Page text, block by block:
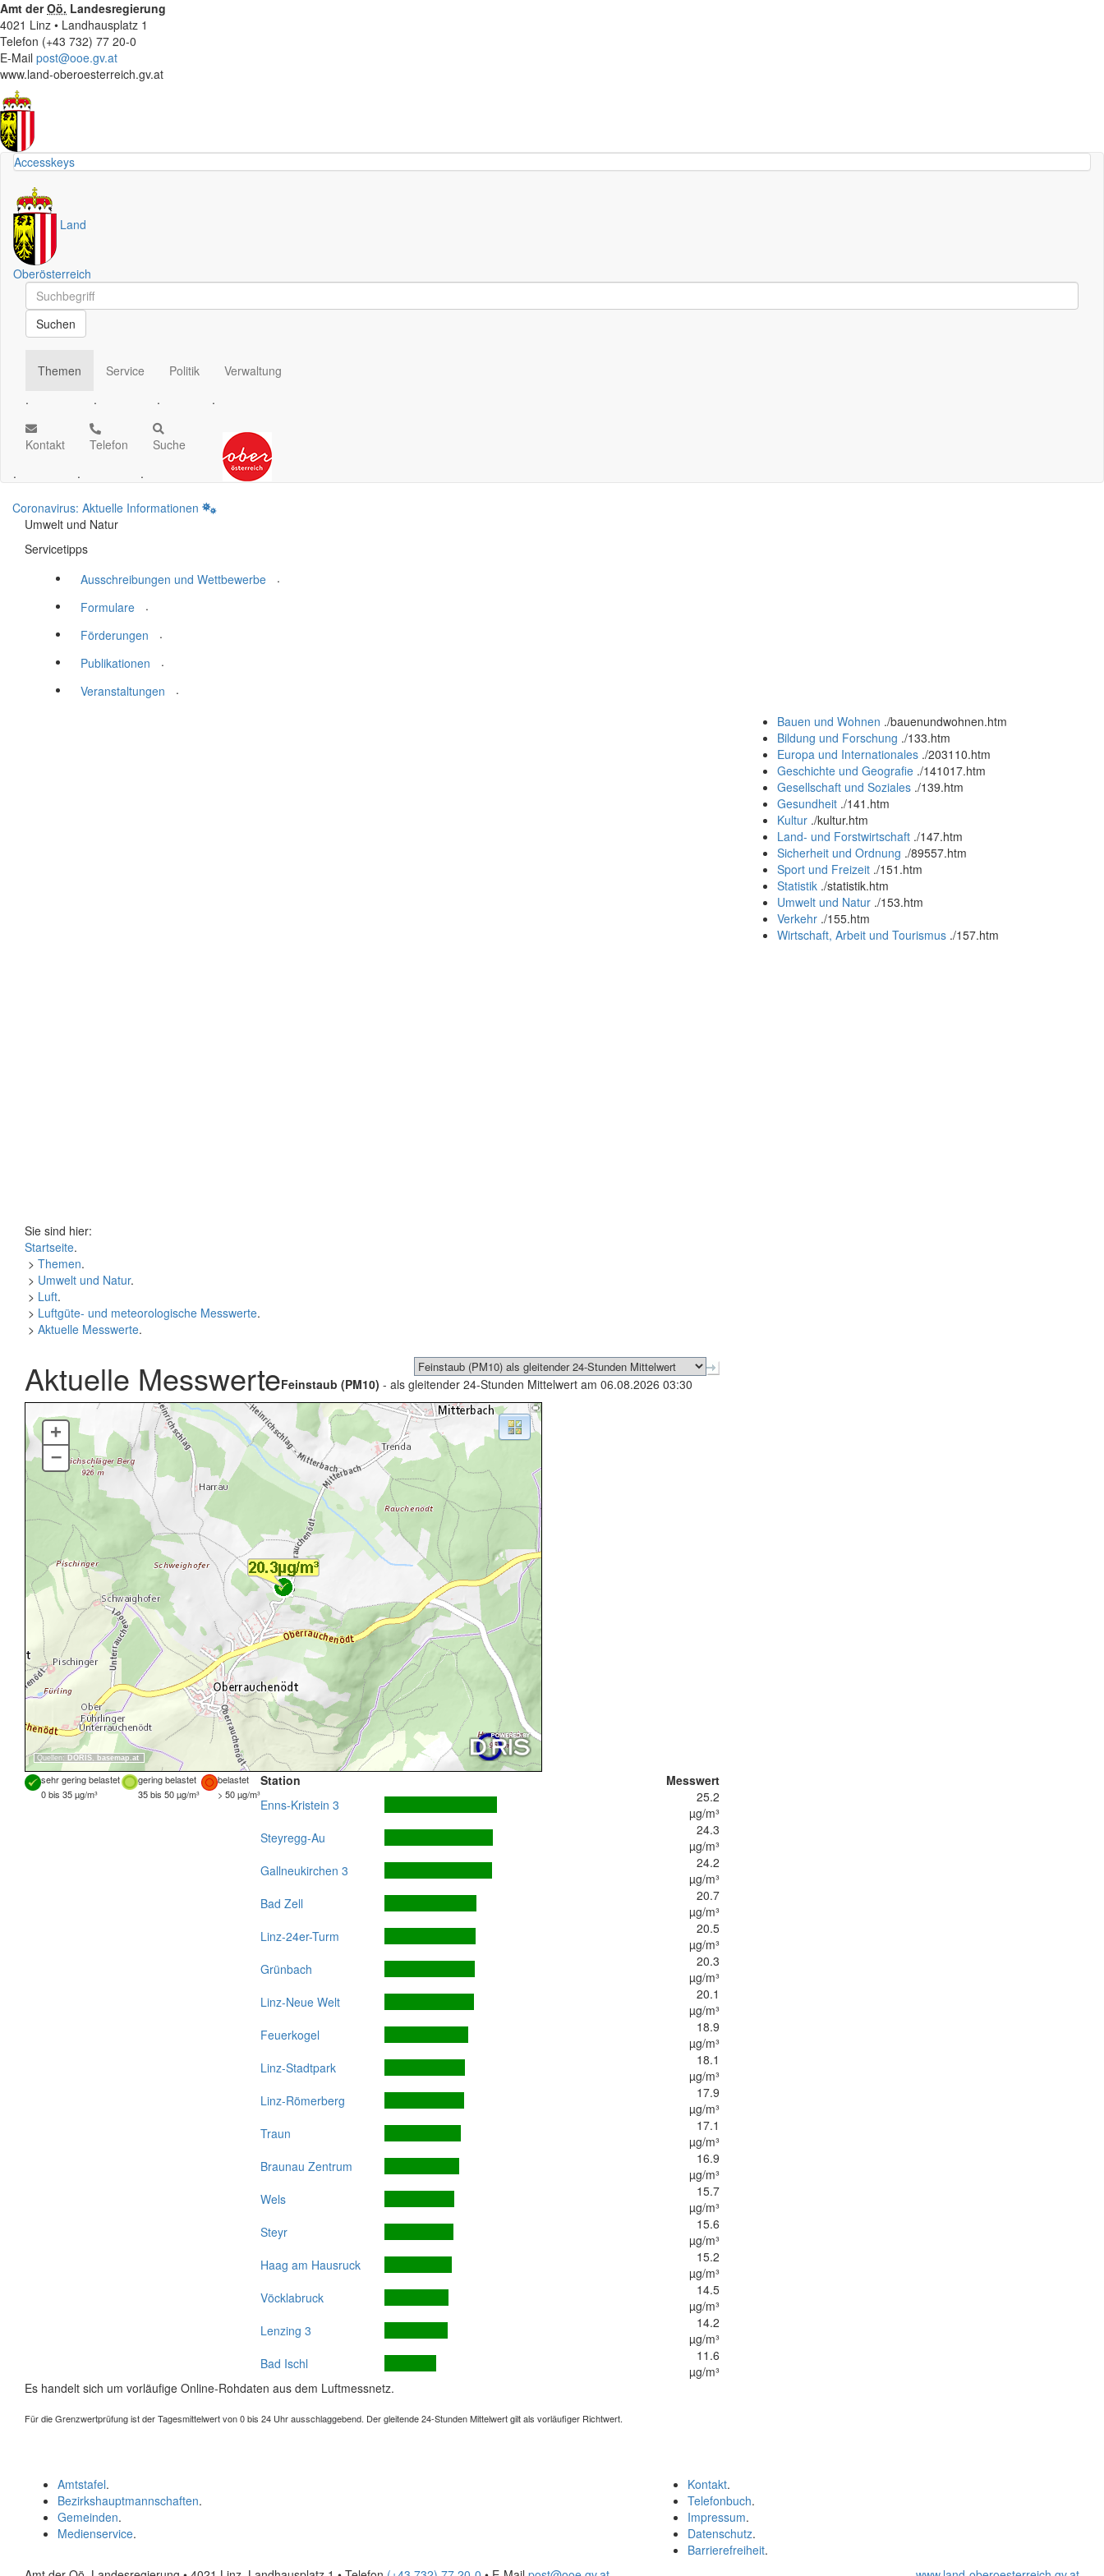
Amt derOö. Landesregierung
4021 Linz • Landhausplatz 1
Telefon (+43 732) 77 20-0
E-Mail post@ooe.gv.at
www.land-oberoesterreich.gv.at
Accesskeys
Land
Oberösterreich
Schnellsuche
Schnellsuche
Suchen
Themen
.
Service
.
Politik
.
Verwaltung
.
Kontakt
.
Telefon
.
Suche
.
Coronavirus: Aktuelle Informationen
Umwelt und Natur
Servicetipps
Ausschreibungen und Wettbewerbe
.
Formulare
.
Förderungen
.
Publikationen
.
Veranstaltungen
.
Bauen und Wohnen ./bauenundwohnen.htm
Bildung und Forschung ./133.htm
Europa und Internationales ./203110.htm
Geschichte und Geografie ./141017.htm
Gesellschaft und Soziales ./139.htm
Gesundheit ./141.htm
Kultur ./kultur.htm
Land- und Forstwirtschaft ./147.htm
Sicherheit und Ordnung ./89557.htm
Sport und Freizeit ./151.htm
Statistik ./statistik.htm
Umwelt und Natur ./153.htm
Verkehr ./155.htm
Wirtschaft, Arbeit und Tourismus ./157.htm
Sie sind hier:
Startseite.
> Themen.
> Umwelt und Natur.
> Luft.
> Luftgüte- und meteorologische Messwerte.
> Aktuelle Messwerte.
Aktuelle MesswerteFeinstaub (PM10) - als gleitender 24-Stunden Mittelwert am 06.08.2026 03:30
Quellen: DORIS, basemap.at
+
–
sehr gering belastet gering belastet
belastet
0 bis 35 µg/m³
35 bis 50 µg/m³ > 50 µg/m³
Station
Messwert
Enns-Kristein 3
25.2
µg/m³
Steyregg-Au
24.3
µg/m³
Gallneukirchen 3
24.2
µg/m³
Bad Zell
20.7
µg/m³
Linz-24er-Turm
20.5
µg/m³
Grünbach
20.3
µg/m³
Linz-Neue Welt
20.1
µg/m³
Feuerkogel
18.9
µg/m³
Linz-Stadtpark
18.1
µg/m³
Linz-Römerberg
17.9
µg/m³
Traun
17.1
µg/m³
Braunau Zentrum
16.9
µg/m³
Wels
15.7
µg/m³
Steyr
15.6
µg/m³
Haag am Hausruck
15.2
µg/m³
Vöcklabruck
14.5
µg/m³
Lenzing 3
14.2
µg/m³
Bad Ischl
11.6
µg/m³
Es handelt sich um vorläufige Online-Rohdaten aus dem Luftmessnetz.
Für die Grenzwertprüfung ist der Tagesmittelwert von 0 bis 24 Uhr ausschlaggebend. Der gleitende 24-Stunden Mittelwert gilt als vorläufiger Richtwert.
Kontakt.
Telefonbuch.
Impressum.
Datenschutz.
Barrierefreiheit.
Amtstafel.
Bezirkshauptmannschaften.
Gemeinden.
Medienservice.